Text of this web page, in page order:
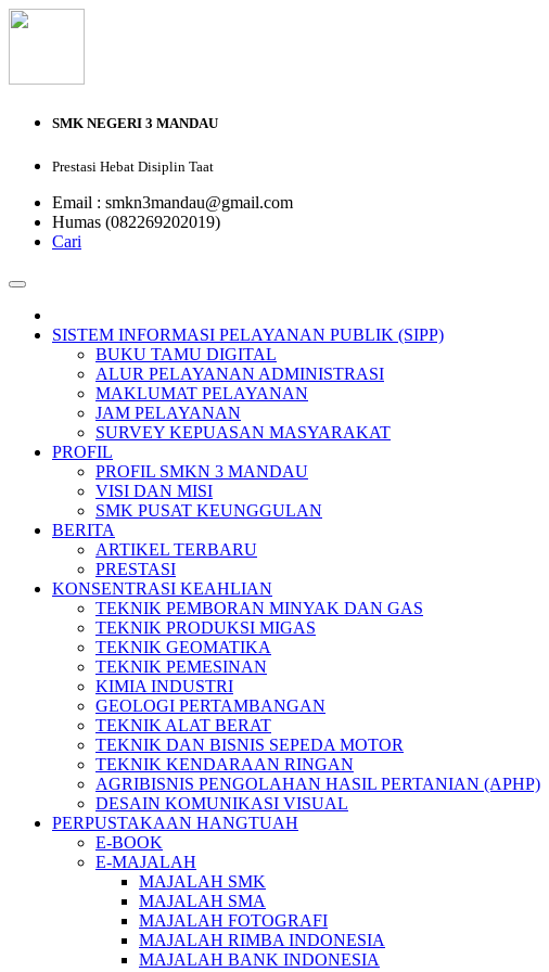
SMK NEGERI 3 MANDAU
Prestasi Hebat Disiplin Taat
Email : smkn3mandau@gmail.com
Humas (082269202019)
Cari
SISTEM INFORMASI PELAYANAN PUBLIK (SIPP)
BUKU TAMU DIGITAL
ALUR PELAYANAN ADMINISTRASI
MAKLUMAT PELAYANAN
JAM PELAYANAN
SURVEY KEPUASAN MASYARAKAT
PROFIL
PROFIL SMKN 3 MANDAU
VISI DAN MISI
SMK PUSAT KEUNGGULAN
BERITA
ARTIKEL TERBARU
PRESTASI
KONSENTRASI KEAHLIAN
TEKNIK PEMBORAN MINYAK DAN GAS
TEKNIK PRODUKSI MIGAS
TEKNIK GEOMATIKA
TEKNIK PEMESINAN
KIMIA INDUSTRI
GEOLOGI PERTAMBANGAN
TEKNIK ALAT BERAT
TEKNIK DAN BISNIS SEPEDA MOTOR
TEKNIK KENDARAAN RINGAN
AGRIBISNIS PENGOLAHAN HASIL PERTANIAN (APHP)
DESAIN KOMUNIKASI VISUAL
PERPUSTAKAAN HANGTUAH
E-BOOK
E-MAJALAH
MAJALAH SMK
MAJALAH SMA
MAJALAH FOTOGRAFI
MAJALAH RIMBA INDONESIA
MAJALAH BANK INDONESIA